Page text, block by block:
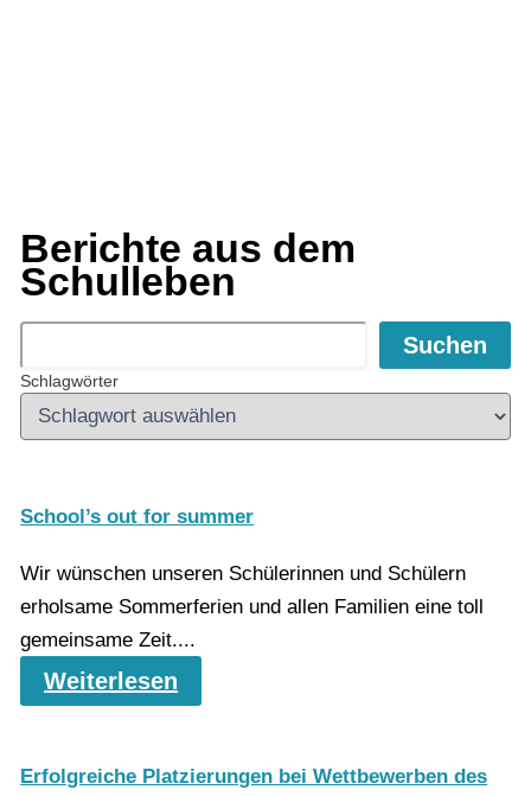
Berichte aus dem
Schulleben
Suchen
Schlagwörter
School’s out for summer
Wir wünschen unseren Schülerinnen und Schülern
erholsame Sommerferien und allen Familien eine toll
gemeinsame Zeit....
Weiterlesen
Erfolgreiche Platzierungen bei Wettbewerben des